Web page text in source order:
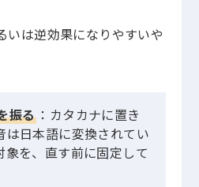
いは逆効果になりやすいや
振る ：カタカナに置き
は日本語に変換されてい
象を、直す前に固定して